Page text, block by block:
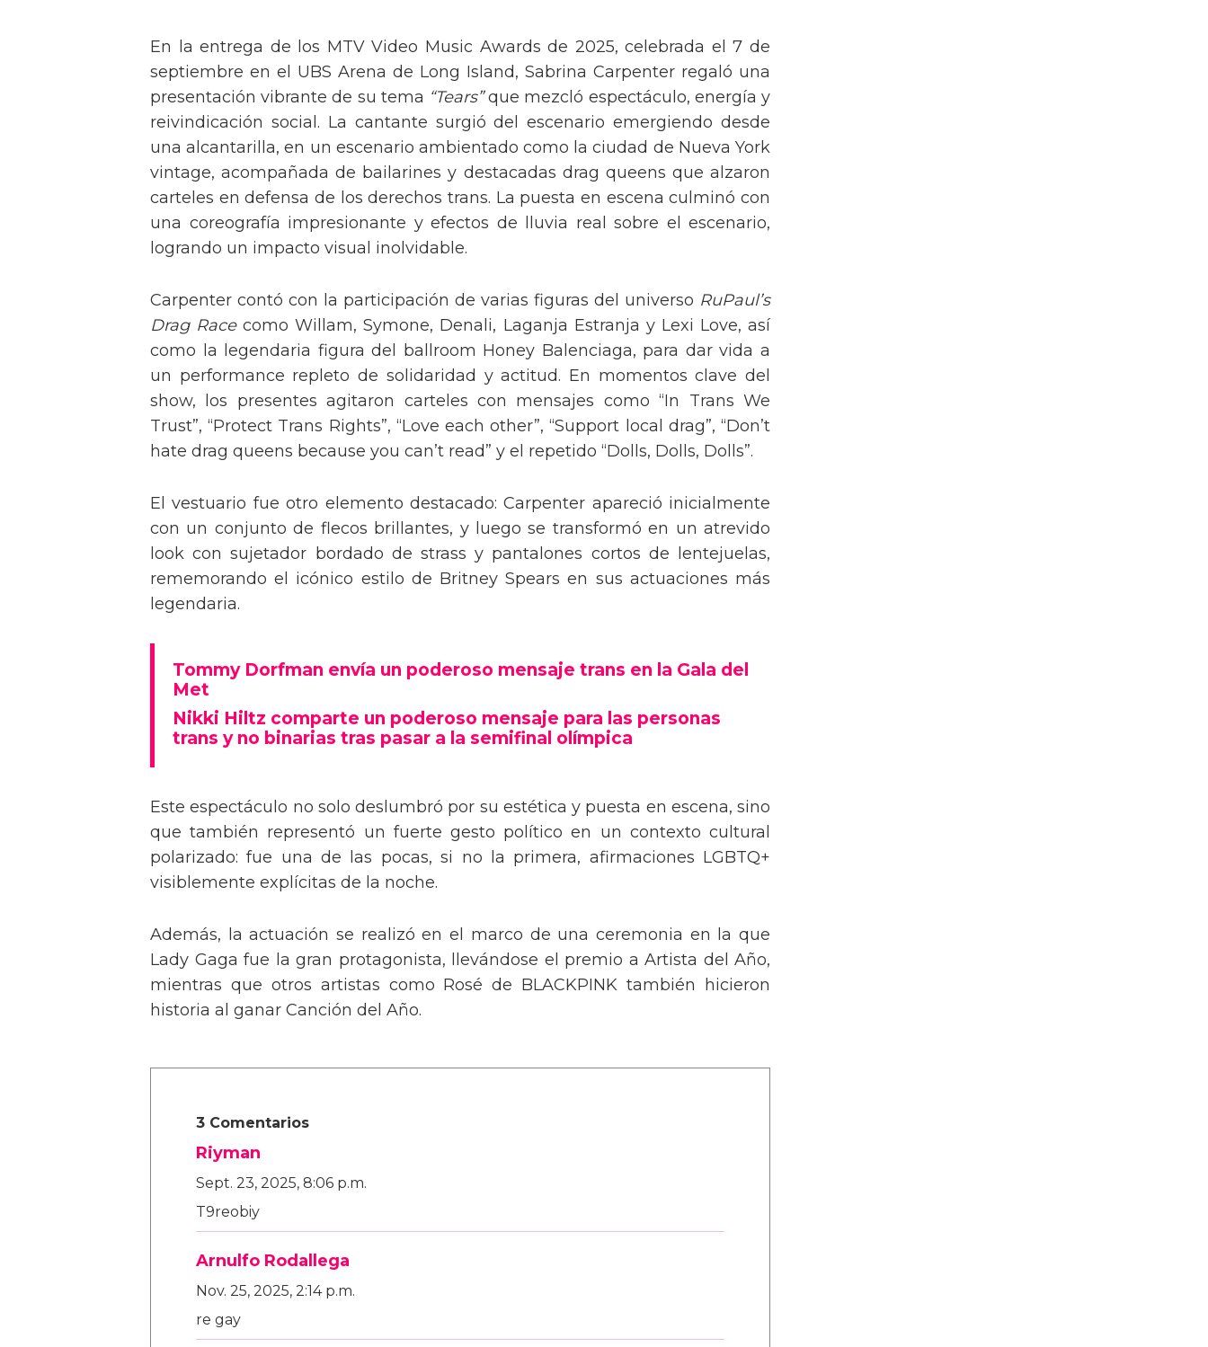
En la entrega de los MTV Video Music Awards de 2025, celebrada el 7 de
septiembre en el UBS Arena de Long Island, Sabrina Carpenter regaló una
presentación vibrante de su tema “Tears”que mezcló espectáculo, energía y
reivindicación social. La cantante surgió del escenario emergiendo desde
una alcantarilla, en un escenario ambientado como la ciudad de Nueva York
vintage, acompañada de bailarines y destacadas drag queens que alzaron
carteles en defensa de los derechos trans. La puesta en escena culminó con
una coreografía impresionante y efectos de lluvia real sobre el escenario,
logrando un impacto visual inolvidable.
Carpenter contó con la participación de varias figuras del universo RuPaul’s
Drag Racecomo Willam, Symone, Denali, Laganja Estranja y Lexi Love, así
como la legendaria figura del ballroom Honey Balenciaga, para dar vida a
un performance repleto de solidaridad y actitud. En momentos clave del
show, los presentes agitaron carteles con mensajes como “In Trans We
Trust”, “Protect Trans Rights”, “Love each other”, “Support local drag”, “Don’t
hate drag queens because you can’t read” y el repetido “Dolls, Dolls, Dolls”.
El vestuario fue otro elemento destacado: Carpenter apareció inicialmente
con un conjunto de flecos brillantes, y luego se transformó en un atrevido
look con sujetador bordado de strass y pantalones cortos de lentejuelas,
rememorando el icónico estilo de Britney Spears en sus actuaciones más
legendaria.
Tommy Dorfman envía un poderoso mensaje trans en la Gala del
Met
Nikki Hiltz comparte un poderoso mensaje para las personas
trans y no binarias tras pasar a la semifinal olímpica
Este espectáculo no solo deslumbró por su estética y puesta en escena, sino
que también representó un fuerte gesto político en un contexto cultural
polarizado: fue una de las pocas, si no la primera, afirmaciones LGBTQ+
visiblemente explícitas de la noche.
Además, la actuación se realizó en el marco de una ceremonia en la que
Lady Gaga fue la gran protagonista, llevándose el premio a Artista del Año,
mientras que otros artistas como Rosé de BLACKPINK también hicieron
historia al ganar Canción del Año.
3 Comentarios
Riyman
Sept. 23, 2025, 8:06 p.m.
T9reobiy
Arnulfo Rodallega
Nov. 25, 2025, 2:14 p.m.
re gay